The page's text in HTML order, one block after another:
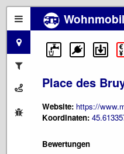
Place des
Website: https://
Koordinaten:
Bewertungen